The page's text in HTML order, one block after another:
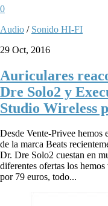
0
Audio / Sonido HI-FI
29 Oct, 2016
Auriculares
Dre Solo2 y
Studio Wireless
Desde Vente-Privee hemos
de la marca Beats
Dr. Dre Solo2 cuestan en
diferentes ofertas los
por 79 euros, todo...